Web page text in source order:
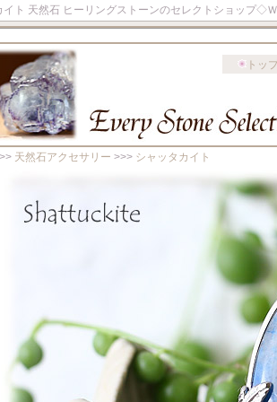
イト 天然石 ヒーリングストーンのセレクトショップ◇
トッ
天然石アクセサリー >>> シャッタカイト